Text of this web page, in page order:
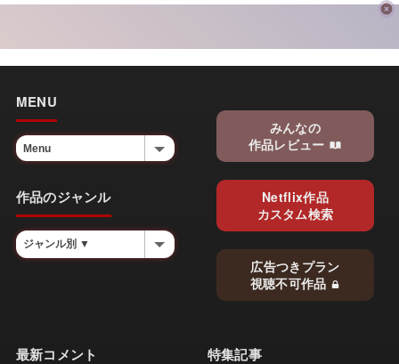
MENU
作品のジャンル
みんなの
作品レビュー
Netflix作品
カスタム検索
広告つきプラン
視聴不可作品
最新コメント 特集記事